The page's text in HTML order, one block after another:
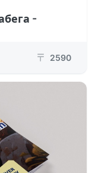
-
₸ 2590